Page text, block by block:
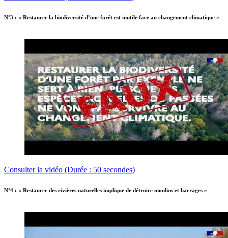
N°3 : « Restaurer la biodiversité d’une forêt est inutile face au changement climatique »
Consulter la vidéo (Durée : 50 secondes)
N°4 : « Restaurer des rivières naturelles implique de détruire moulins et barrages »